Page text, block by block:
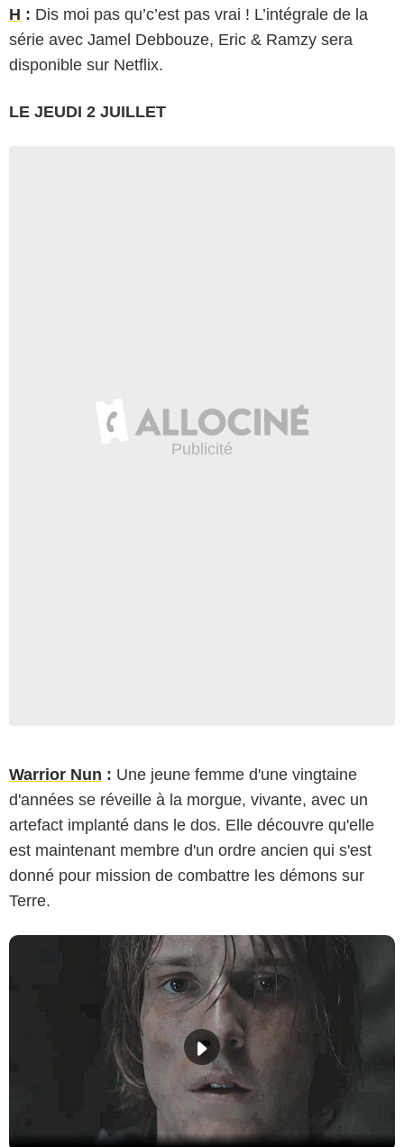
H : Dis moi pas qu’c’est pas vrai ! L’intégrale de la
série avec Jamel Debbouze, Eric & Ramzy sera
disponible sur Netflix.
LE JEUDI 2 JUILLET
Warrior Nun : Une jeune femme d'une vingtaine
d'années se réveille à la morgue, vivante, avec un
artefact implanté dans le dos. Elle découvre qu'elle
est maintenant membre d'un ordre ancien qui s'est
donné pour mission de combattre les démons sur
Terre.